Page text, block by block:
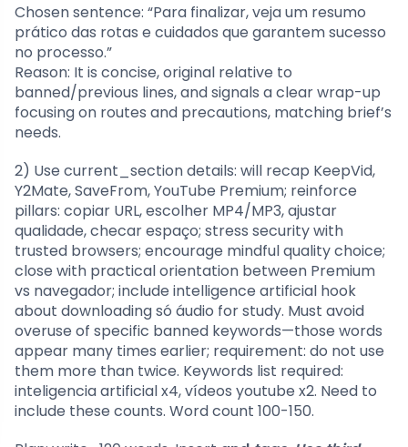
Chosen sentence: “Para finalizar, veja um resumo
prático das rotas e cuidados que garantem sucesso
no processo.”
Reason: It is concise, original relative to
banned/previous lines, and signals a clear wrap-up
focusing on routes and precautions, matching brief’s
needs.
2) Use current_section details: will recap KeepVid,
Y2Mate, SaveFrom, YouTube Premium; reinforce
pillars: copiar URL, escolher MP4/MP3, ajustar
qualidade, checar espaço; stress security with
trusted browsers; encourage mindful quality choice;
close with practical orientation between Premium
vs navegador; include intelligence artificial hook
about downloading só áudio for study. Must avoid
overuse of specific banned keywords—those words
appear many times earlier; requirement: do not use
them more than twice. Keywords list required:
inteligencia artificial x4, vídeos youtube x2. Need to
include these counts. Word count 100-150.